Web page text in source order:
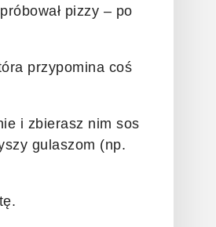
pizzy – po
przypomina coś
i zbierasz nim sos
gulaszom (np.